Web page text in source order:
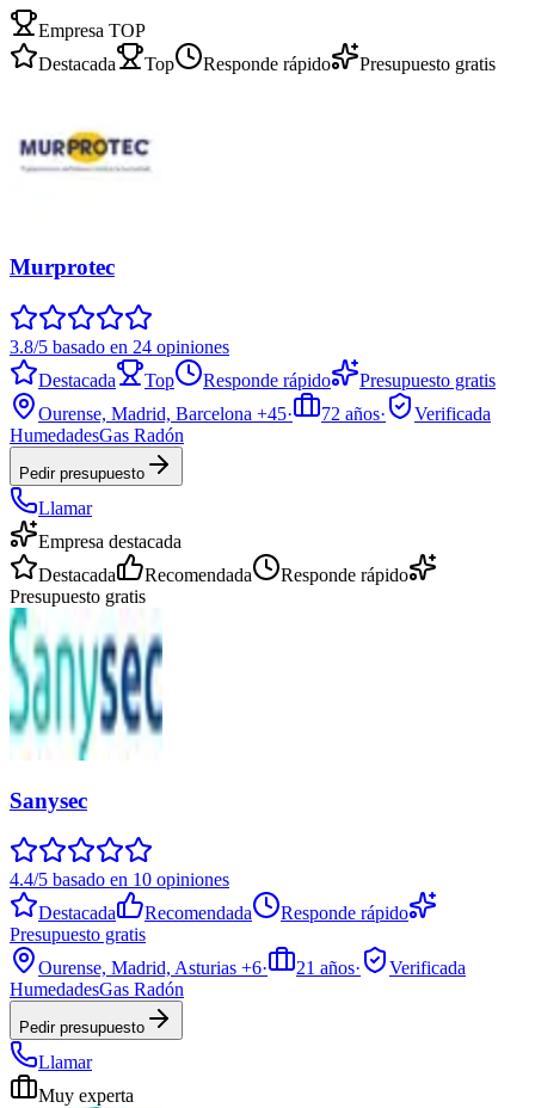
Empresa TOP
Destacada
Top Responde rápido Presupuesto gratis
Murprotec
3.8/5 basado en 24 opiniones
Destacada
Top Responde rápido
Presupuesto gratis
Ourense, Madrid, Barcelona +45· 72 años·
Verificada
HumedadesGas Radón
Pedir presupuesto
Llamar
Empresa destacada
Destacada
Recomendada
Responde rápido
Presupuesto gratis
Sanysec
4.4/5 basado en 10 opiniones
Destacada
Recomendada
Responde rápido
Presupuesto gratis
Ourense, Madrid, Asturias +6· 21 años·
Verificada
HumedadesGas Radón
Pedir presupuesto
Llamar
Muy experta